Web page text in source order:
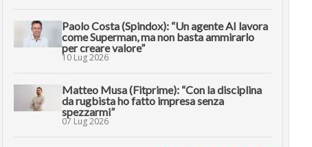
Paolo Costa (Spindox): “Un agente AI lavora
come Superman, ma non basta ammirarlo
per creare valore”
10 Lug 2026
Matteo Musa (Fitprime): “Con la disciplina
da rugbista ho fatto impresa senza
spezzarmi”
07 Lug 2026